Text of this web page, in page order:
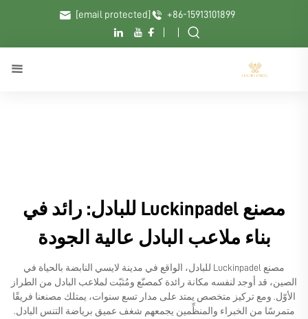
+86-15913101899
[email protected]
مصنع Luckinpadel للبادل: رائد في
بناء ملاعب البادل عالية الجودة
مصنع Luckinpadel للبادل، الواقع في مدينة لايسي النابضة بالحياة في
الصين، قد أوجد لنفسه مكانة رائدة كمصنّع ومُثبّت لملاعب البادل من الطراز
الأوّل. ومع تركيز متخصص يمتد على مدار تسع سنوات، يمتلك مصنعنا فريقًا
متمرسًا من الخبراء والمنظِّمين يجمعهم شغف عميق برياضة التنس البادل.